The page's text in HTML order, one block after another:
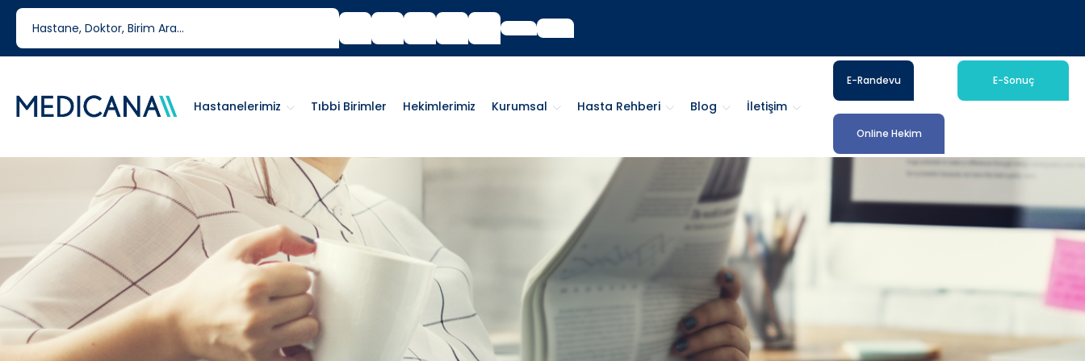
444 6 334
Tıbbi Birimler Hekimlerimiz Kurumsal Hasta Rehberi Blog İletişim
Hastanelerimiz
E-Randevu E-Sonuç
Online Hekim